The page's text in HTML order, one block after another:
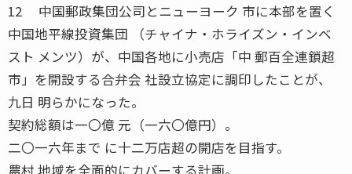
12 中国郵政集団公司とニューヨーク 市に本部を置く
中国地平線投資集団 （チャイナ・ホライズン・インベ
スト メンツ）が、中国各地に小売店「中 郵百全連鎖超
市」を開設する合弁会 社設立協定に調印したことが、
九日 明らかになった。
契約総額は一〇億 元（一六〇億円）。
二〇一六年まで に十二万店超の開店を目指す。
農村 地域を全面的にカバーする計画。